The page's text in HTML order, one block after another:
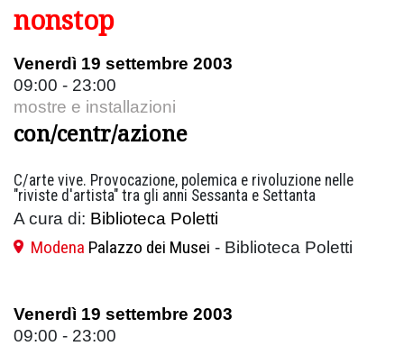
nonstop
Venerdì 19 settembre 2003
09:00 - 23:00
mostre e installazioni
con/centr/azione
C/arte vive. Provocazione, polemica e rivoluzione nelle
"riviste d'artista" tra gli anni Sessanta e Settanta
A cura di: Biblioteca Poletti
Modena Palazzo dei Musei - Biblioteca Poletti
Venerdì 19 settembre 2003
09:00 - 23:00